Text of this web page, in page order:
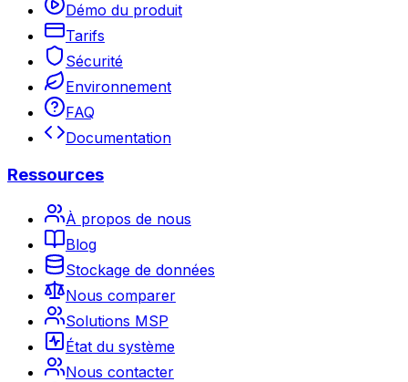
Démo du produit
Tarifs
Sécurité
Environnement
FAQ
Documentation
Ressources
À propos de nous
Blog
Stockage de données
Nous comparer
Solutions MSP
État du système
Nous contacter